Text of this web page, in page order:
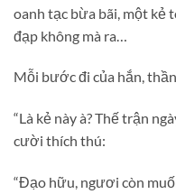
oanh tạc bừa bãi, một kẻ
đạp không mà ra…
Mỗi bước đi của hắn,
“Là kẻ này à? Thế trận
cười thích thú:
“Đạo hữu, ngươi còn